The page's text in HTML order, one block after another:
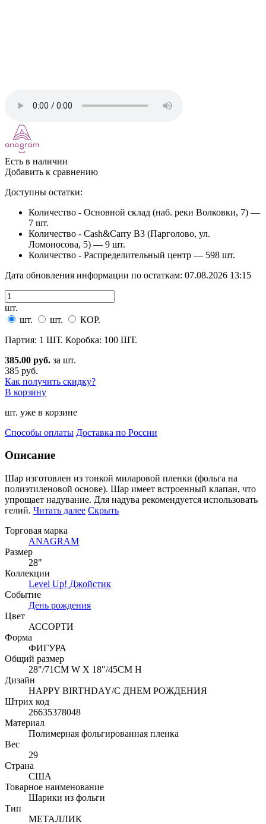
Есть в наличии
Добавить к сравнению
Доступны остатки:
Количество - Основной склад (наб. реки Волковки, 7) —
7 шт.
Количество - Cash&Carry B3 (Парголово, ул.
Ломоносова, 5) — 9 шт.
Количество - Распределительный центр — 598 шт.
Дата обновления информации по остаткам: 07.08.2026 13:15
шт.
шт.
шт.
КОР.
Партия: 1 ШТ. Коробка: 100 ШТ.
385.00 руб. за шт.
385 руб.
Как получить скидку?
В корзину
шт. уже в корзине
Способы оплаты Доставка по России
Описание
Шар изготовлен из тонкой миларовой пленки (фольга на
полиэтиленовой основе). Шар имеет встроенный клапан, что
упрощает надувание. Для надува рекомендуется использовать
гелий. Читать далее Скрыть
Торговая марка
ANAGRAM
Размер
28"
Коллекции
Level Up! Джойстик
Событие
День рождения
Цвет
АССОРТИ
Форма
ФИГУРА
Общий размер
28"/71CM W X 18"/45CM H
Дизайн
HAPPY BIRTHDAY/С ДНЕМ РОЖДЕНИЯ
Штрих код
26635378048
Материал
Полимерная фольгированная пленка
Вес
29
Страна
США
Товарное наименование
Шарики из фольги
Тип
МЕТАЛЛИК